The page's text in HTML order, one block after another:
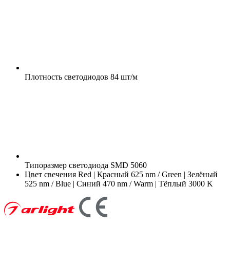
Плотность светодиодов 84 шт/м
Типоразмер светодиода SMD 5060
Цвет свечения Red | Красный 625 nm / Green | Зелёный
525 nm / Blue | Синий 470 nm / Warm | Тёплый 3000 K